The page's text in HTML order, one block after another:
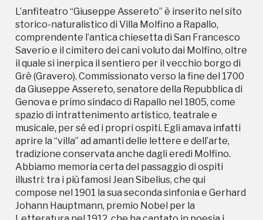
L’anfiteatro “Giuseppe Assereto” è inserito nel sito
storico-naturalistico di Villa Molfino a Rapallo,
comprendente l’antica chiesetta di San Francesco
Saverio e il cimitero dei cani voluto dai Molfino, oltre
il quale si inerpica il sentiero per il vecchio borgo di
Grè (Gravero). Commissionato verso la fine del 1700
da Giuseppe Assereto, senatore della Repubblica di
Genova e primo sindaco di Rapallo nel 1805, come
spazio di intrattenimento artistico, teatrale e
musicale, per sé ed i propri ospiti. Egli amava infatti
aprire la “villa” ad amanti delle lettere e dell’arte,
tradizione conservata anche dagli eredi Molfino.
Abbiamo memoria certa del passaggio di ospiti
illustri: tra i più famosi Jean Sibelius, che qui
compose nel 1901 la sua seconda sinfonia e Gerhard
Johann Hauptmann, premio Nobel per la
spazio di intrattenimento artistico, teatrale e
musicale, per sé ed i propri ospiti. Egli amava infatti
aprire la “villa” ad amanti delle lettere e dell’arte,
tradizione conservata anche dagli eredi Molfino.
Abbiamo memoria certa del passaggio di ospiti
illustri: tra i più famosi Jean Sibelius, che qui
compose nel 1901 la sua seconda sinfonia e Gerhard
Johann Hauptmann, premio Nobel per la
Letteratura nel 1912, che ha cantato in poesia i
cipressi che ancora recingono (in parte) il muro di
cinta dell’anfiteatro. Il muro di cinta, imponente
struttura ad arco realizzata a secco ha subito nei
primi mesi dell’anno crolli consistenti. I resti del
“teatrino di verzura” a pianta ogivale dove si
svolgevano rappresentazioni scritte dai padroni di
casa, mostrano ancora due colonne ai lati della
ribalta, con l’intitolazione, ma i muri a secco